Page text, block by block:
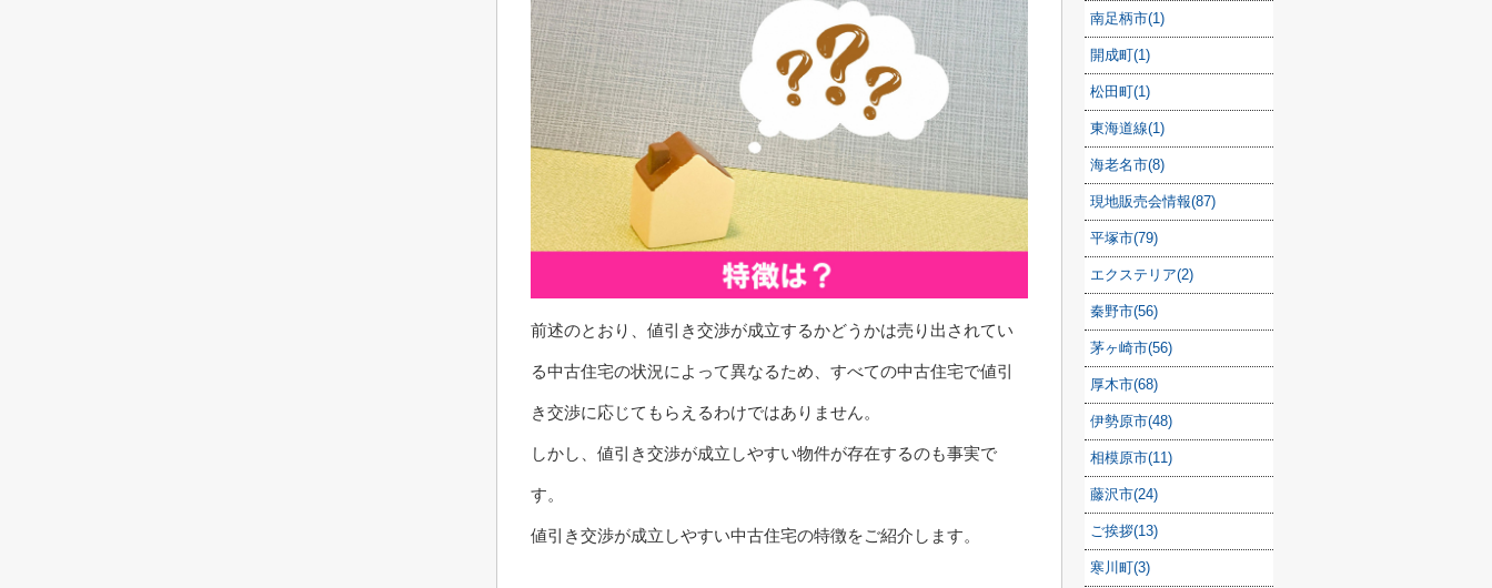
前述のとおり、値引き交渉が成立するかどうかは売り出されてい
る中古住宅の状況によって異なるため、すべての中古住宅で値引
き交渉に応じてもらえるわけではありません。
しかし、値引き交渉が成立しやすい物件が存在するのも事実で
す。
値引き交渉が成立しやすい中古住宅の特徴をご紹介します。
南足柄市(1)
開成町(1)
松田町(1)
東海道線(1)
海老名市(8)
現地販売会情報(87)
平塚市(79)
エクステリア(2)
秦野市(56)
茅ヶ崎市(56)
厚木市(68)
伊勢原市(48)
相模原市(11)
藤沢市(24)
ご挨拶(13)
寒川町(3)